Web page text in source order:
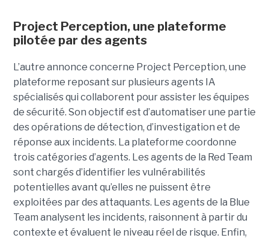
Project Perception, une plateforme
pilotée par des agents
L’autre annonce concerne Project Perception, une
plateforme reposant sur plusieurs agents IA
spécialisés qui collaborent pour assister les équipes
de sécurité. Son objectif est d’automatiser une partie
des opérations de détection, d’investigation et de
réponse aux incidents. La plateforme coordonne
trois catégories d’agents. Les agents de la Red Team
sont chargés d’identifier les vulnérabilités
potentielles avant qu’elles ne puissent être
exploitées par des attaquants. Les agents de la Blue
Team analysent les incidents, raisonnent à partir du
contexte et évaluent le niveau réel de risque. Enfin,